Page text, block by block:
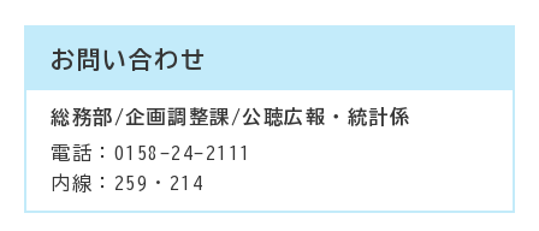
お問い合わせ
総務部/企画調整課/公聴広報・統計係
電話：0158-24-2111
内線：259・214